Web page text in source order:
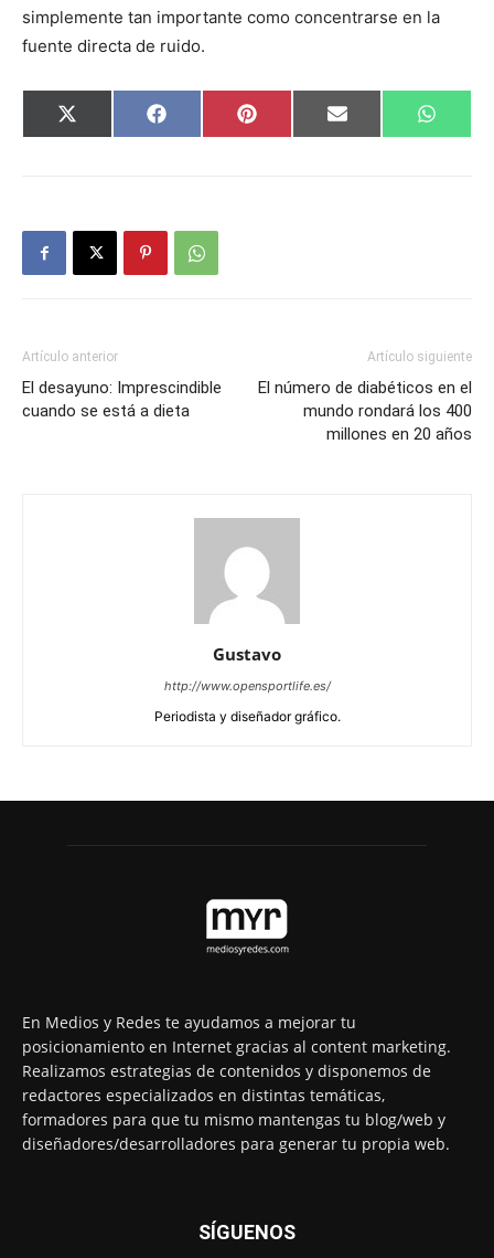
simplemente tan importante como concentrarse en la
fuente directa de ruido.
Compartir
en
X
(Twitter)
Compartir
en
Facebook Compartir
en
Pinterest Compartir
en
Email
en
Artículo anterior
El desayuno: Imprescindible
cuando se está a dieta
Artículo siguiente
El número de diabéticos en el
mundo rondará los 400
millones en 20 años
Gustavo
http://www.opensportlife.es/
Periodista y diseñador gráfico.
En Medios y Redes te ayudamos a mejorar tu
posicionamiento en Internet gracias al content marketing.
Realizamos estrategias de contenidos y disponemos de
redactores especializados en distintas temáticas,
formadores para que tu mismo mantengas tu blog/web y
diseñadores/desarrolladores para generar tu propia web.
SÍGUENOS